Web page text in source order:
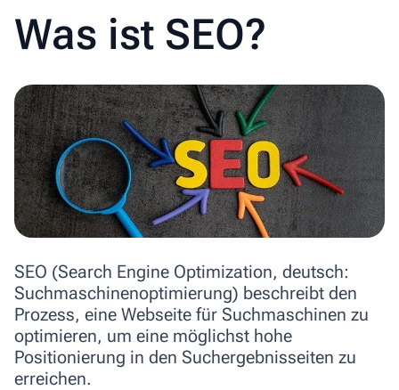
Was ist SEO?
SEO (Search Engine Optimization, deutsch:
Suchmaschinenoptimierung) beschreibt den
Prozess, eine Webseite für Suchmaschinen zu
optimieren, um eine möglichst hohe
Positionierung in den Suchergebnisseiten zu
erreichen.